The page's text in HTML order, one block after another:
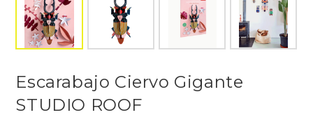
Escarabajo Ciervo Gigante
STUDIO ROOF